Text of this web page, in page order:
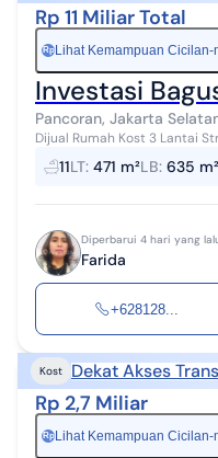
Rp 11 Miliar Total
Rp Lihat Kemampuan Cicilan-
Investasi
Pancoran, Jakarta
Dijual Rumah Kost 3 Lantai
Jakarta Selatan L.Tanah 471 m2 L.Bangunan 635 m2. 3 lantai
Spesifikasi Kost : K.T...
11LT: 471 m²LB: 635 m²
Diperbarui 4 hari yang
Farida
+628128...
Kost Dekat Akses
Rp 2,7 Miliar
Rp Lihat Kemampuan Cicilan-